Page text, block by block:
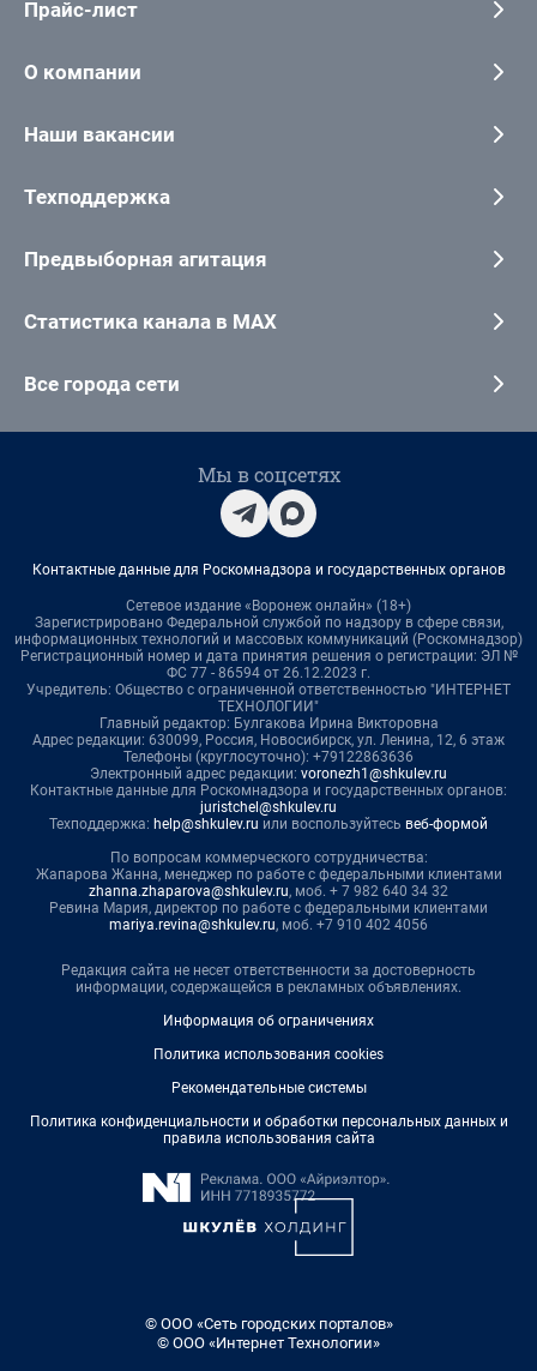
Прайс-лист
О компании
Наши вакансии
Техподдержка
Предвыборная агитация
Статистика канала в MAX
Все города сети
Мы в соцсетях
Контактные данные для Роскомнадзора и государственных органов
Сетевое издание «Воронеж онлайн» (18+)
Зарегистрировано Федеральной службой по надзору в сфере связи,
информационных технологий и массовых коммуникаций (Роскомнадзор)
Регистрационный номер и дата принятия решения о регистрации: ЭЛ №
ФС 77 - 86594 от 26.12.2023 г.
Учредитель: Общество с ограниченной ответственностью "ИНТЕРНЕТ
ТЕХНОЛОГИИ"
Главный редактор: Булгакова Ирина Викторовна
Адрес редакции: 630099, Россия, Новосибирск, ул. Ленина, 12, 6 этаж
Телефоны (круглосуточно): +79122863636
Электронный адрес редакции: voronezh1@shkulev.ru
Контактные данные для Роскомнадзора и государственных органов:
juristchel@shkulev.ru
Техподдержка: help@shkulev.ru или воспользуйтесь веб-формой
По вопросам коммерческого сотрудничества:
Жапарова Жанна, менеджер по работе с федеральными клиентами
zhanna.zhaparova@shkulev.ru, моб. + 7 982 640 34 32
Ревина Мария, директор по работе с федеральными клиентами
mariya.revina@shkulev.ru, моб. +7 910 402 4056
Редакция сайта не несет ответственности за достоверность
информации, содержащейся в рекламных объявлениях.
Информация об ограничениях
Политика использования cookies
Рекомендательные системы
Политика конфиденциальности и обработки персональных данных и
правила использования сайта
© ООО «Сеть городских порталов»
© ООО «Интернет Технологии»